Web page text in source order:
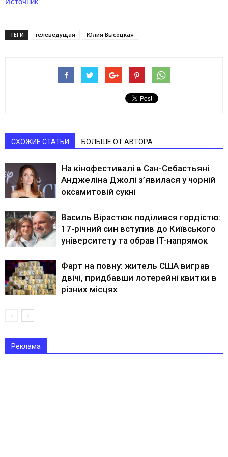
ТЕГИ телеведущая Юлия Высоцкая
СХОЖИЕ СТАТЬИ БОЛЬШЕ ОТ АВТОРА
На кінофестивалі в Сан-Себастьяні
Анджеліна Джолі з’явилася у чорній
оксамитовій сукні
Василь Вірастюк поділився гордістю:
17-річний син вступив до Київського
університету та обрав IT-напрямок
Фарт на повну: житель США виграв
двічі, придбавши лотерейні квитки в
різних місцях
Реклама